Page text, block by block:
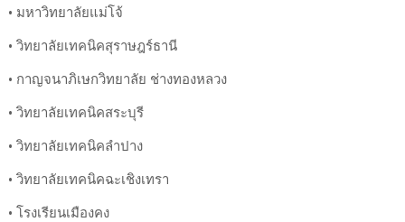
• มหาวิทยาลัยแม่โจ้
• วิทยาลัยเทคนิคสุราษฎร์ธานี
• กาญจนาภิเษกวิทยาลัย ช่างทองหลวง
• วิทยาลัยเทคนิคสระบุรี
• วิทยาลัยเทคนิคลำปาง
• วิทยาลัยเทคนิคฉะเชิงเทรา
• โรงเรียนเมืองคง